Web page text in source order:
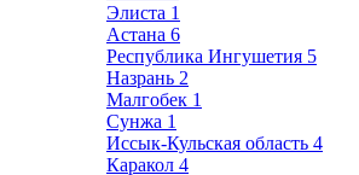
Элиста 1
Астана 6
Республика Ингушетия 5
Назрань 2
Малгобек 1
Сунжа 1
Иссык-Кульская область 4
Каракол 4